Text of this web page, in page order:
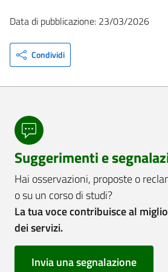
Data di pubblicazione: 23/03/2026
Condividi
Suggerimenti e
Hai osservazioni, proposte o
o su un corso di studi?
La tua voce contribuisce al
dei servizi.
Invia una segnalazione